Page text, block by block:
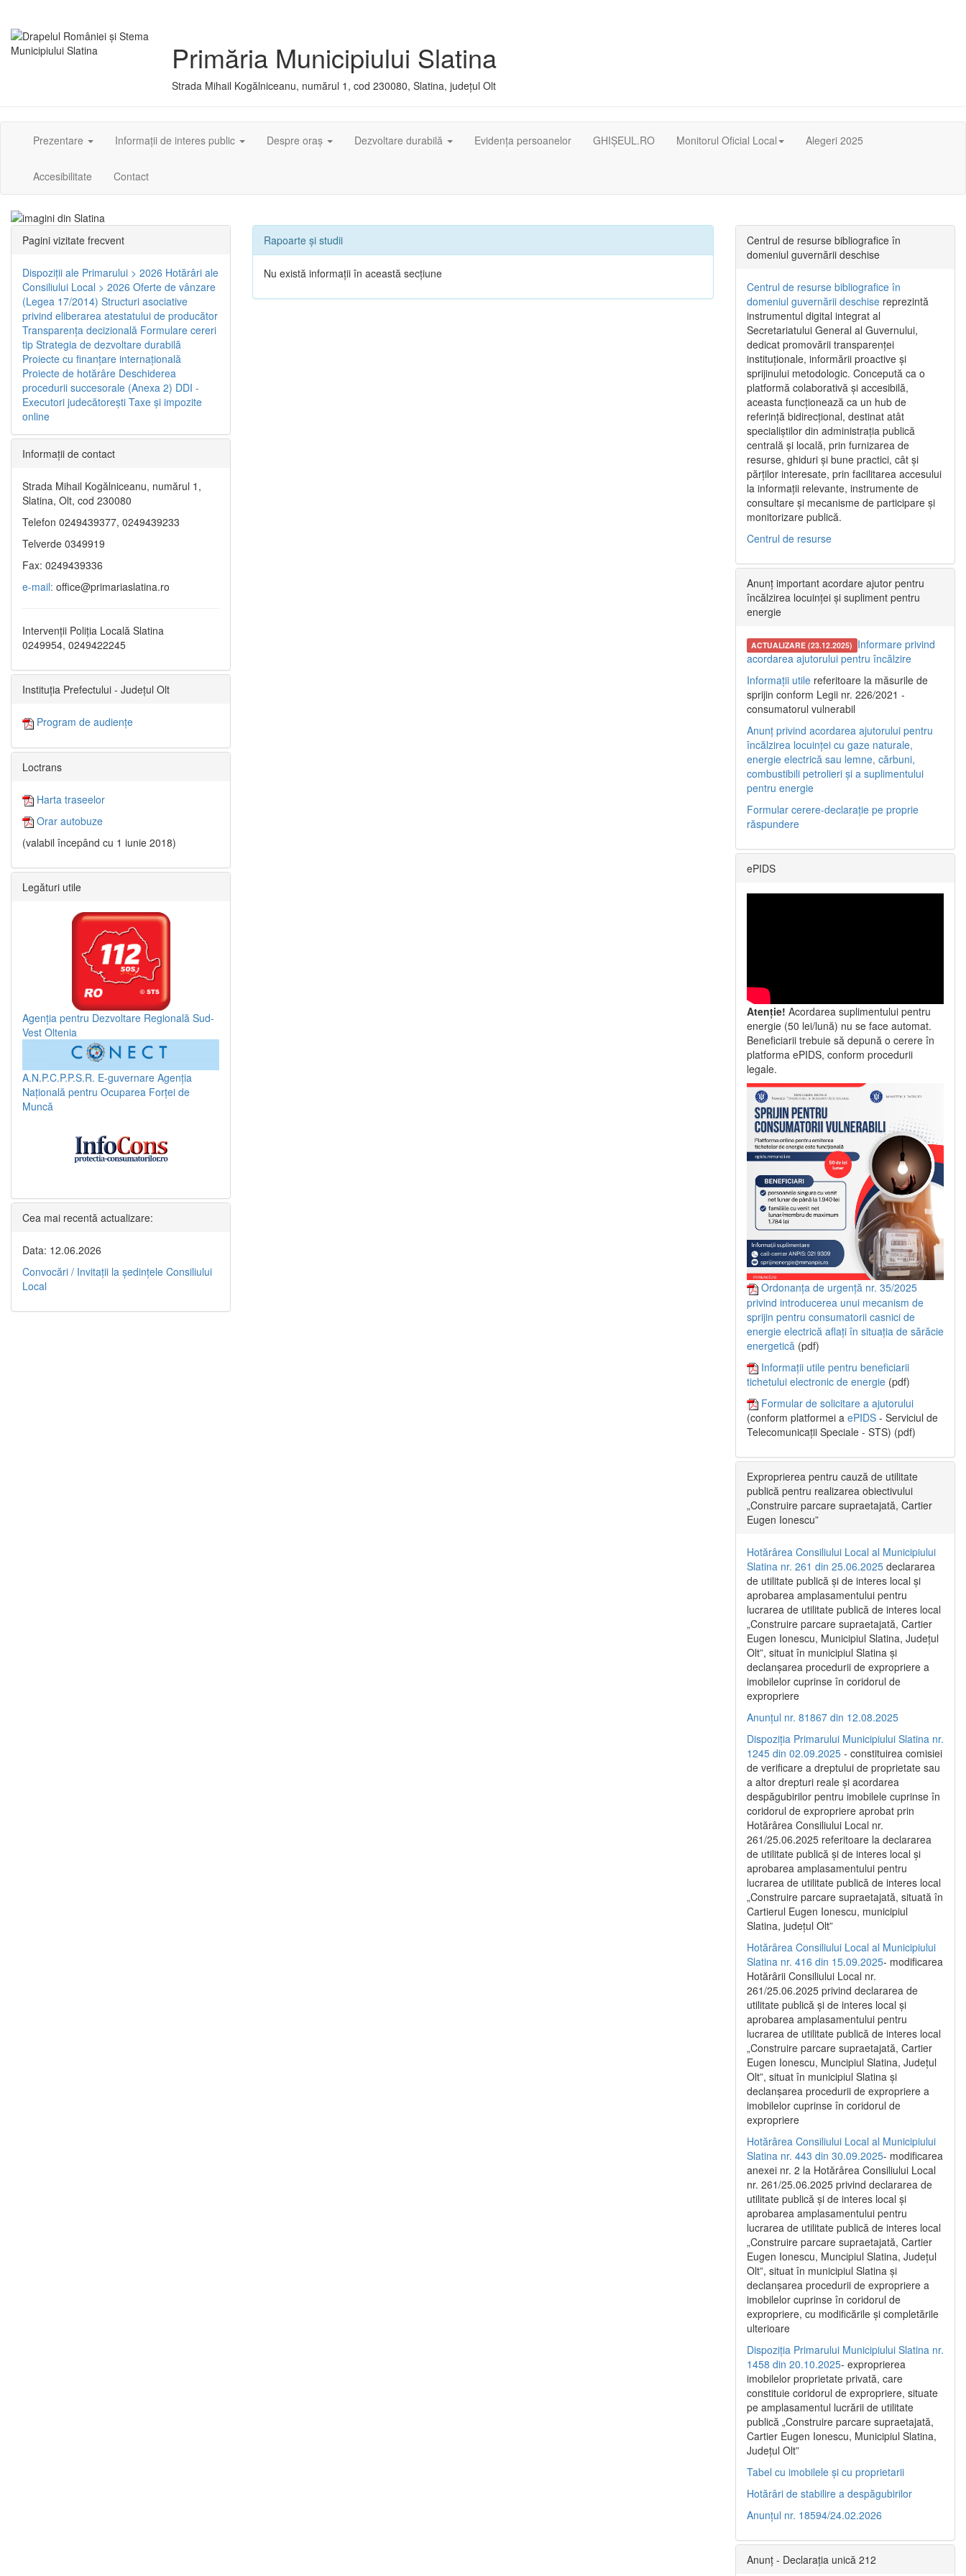
Primăria Municipiului Slatina
Strada Mihail Kogălniceanu, numărul 1, cod 230080, Slatina, județul Olt
Prezentare Informații de interes public Despre oraș Dezvoltare durabilă Evidența persoanelor GHIȘEUL.RO Monitorul Oficial Local Alegeri 2025
Accesibilitate Contact
Rapoarte și studii
Nu există informații în această secțiune
Pagini vizitate frecvent
Dispoziţii ale Primarului > 2026 Hotărâri ale
Consiliului Local > 2026 Oferte de vânzare
(Legea 17/2014) Structuri asociative
privind eliberarea atestatului de producător
Transparenţa decizională Formulare cereri
tip Strategia de dezvoltare durabilă
Proiecte cu finanţare internaţională
Proiecte de hotărâre Deschiderea
procedurii succesorale (Anexa 2) DDI -
Executori judecătorești Taxe şi impozite
online
Informaţii de contact
Strada Mihail Kogălniceanu, numărul 1,
Slatina, Olt, cod 230080
Telefon 0249439377, 0249439233
Telverde 0349919
Fax: 0249439336
e-mail: office@primariaslatina.ro
Intervenții Poliția Locală Slatina
0249954, 0249422245
Instituția Prefectului - Județul Olt
Program de audiențe
Loctrans
Harta traseelor
Orar autobuze
(valabil începând cu 1 iunie 2018)
Legături utile
Agenția pentru Dezvoltare Regională Sud-
Vest Oltenia
A.N.P.C.P.P.S.R. E-guvernare Agenția
Națională pentru Ocuparea Forței de
Muncă
Cea mai recentă actualizare:
Data: 12.06.2026
Convocări / Invitaţii la şedinţele Consiliului
Local
Centrul de resurse bibliografice în
domeniul guvernării deschise
Centrul de resurse bibliografice în
domeniul guvernării deschise reprezintă
instrumentul digital integrat al
Secretariatului General al Guvernului,
dedicat promovării transparenței
instituționale, informării proactive și
sprijinului metodologic. Concepută ca o
platformă colaborativă și accesibilă,
aceasta funcționează ca un hub de
referință bidirecțional, destinat atât
specialiștilor din administrația publică
centrală și locală, prin furnizarea de
resurse, ghiduri și bune practici, cât și
părților interesate, prin facilitarea accesului
la informații relevante, instrumente de
consultare și mecanisme de participare și
monitorizare publică.
Centrul de resurse
Anunț important acordare ajutor pentru
încălzirea locuinței și supliment pentru
energie
ACTUALIZARE (23.12.2025) Informare privind
acordarea ajutorului pentru încălzire
Informații utile referitoare la măsurile de
sprijin conform Legii nr. 226/2021 -
consumatorul vulnerabil
Anunț privind acordarea ajutorului pentru
încălzirea locuinței cu gaze naturale,
energie electrică sau lemne, cărbuni,
combustibili petrolieri și a suplimentului
pentru energie
Formular cerere-declarație pe proprie
răspundere
ePIDS
Atenție! Acordarea suplimentului pentru
energie (50 lei/lună) nu se face automat.
Beneficiarii trebuie să depună o cerere în
platforma ePIDS, conform procedurii
legale.
Ordonanța de urgență nr. 35/2025
privind introducerea unui mecanism de
sprijin pentru consumatorii casnici de
energie electrică aflați în situația de sărăcie
energetică (pdf)
Informații utile pentru beneficiarii
tichetului electronic de energie (pdf)
Formular de solicitare a ajutorului
(conform platformei a ePIDS - Serviciul de
Telecomunicații Speciale - STS) (pdf)
Exproprierea pentru cauză de utilitate
publică pentru realizarea obiectivului
„Construire parcare supraetajată, Cartier
Eugen Ionescu”
Hotărârea Consiliului Local al Municipiului
Slatina nr. 261 din 25.06.2025 declararea
de utilitate publică și de interes local și
aprobarea amplasamentului pentru
lucrarea de utilitate publică de interes local
„Construire parcare supraetajată, Cartier
Eugen Ionescu, Municipiul Slatina, Județul
Olt”, situat în municipiul Slatina și
declanșarea procedurii de expropriere a
imobilelor cuprinse în coridorul de
expropriere
Anunțul nr. 81867 din 12.08.2025
Dispoziția Primarului Municipiului Slatina nr.
1245 din 02.09.2025 - constituirea comisiei
de verificare a dreptului de proprietate sau
a altor drepturi reale și acordarea
despăgubirilor pentru imobilele cuprinse în
coridorul de expropriere aprobat prin
Hotărârea Consiliului Local nr.
261/25.06.2025 referitoare la declararea
de utilitate publică și de interes local și
aprobarea amplasamentului pentru
lucrarea de utilitate publică de interes local
„Construire parcare supraetajată, situată în
Cartierul Eugen Ionescu, municipiul
Slatina, județul Olt”
Hotărârea Consiliului Local al Municipiului
Slatina nr. 416 din 15.09.2025- modificarea
Hotărârii Consiliului Local nr.
261/25.06.2025 privind declararea de
utilitate publică și de interes local și
aprobarea amplasamentului pentru
lucrarea de utilitate publică de interes local
„Construire parcare supraetajată, Cartier
Eugen Ionescu, Muncipiul Slatina, Județul
Olt”, situat în municipiul Slatina și
declanșarea procedurii de expropriere a
imobilelor cuprinse în coridorul de
expropriere
Hotărârea Consiliului Local al Municipiului
Slatina nr. 443 din 30.09.2025- modificarea
anexei nr. 2 la Hotărârea Consiliului Local
nr. 261/25.06.2025 privind declararea de
utilitate publică şi de interes local şi
aprobarea amplasamentului pentru
lucrarea de utilitate publică de interes local
„Construire parcare supraetajată, Cartier
Eugen Ionescu, Muncipiul Slatina, Judeţul
Olt”, situat în municipiul Slatina şi
declanşarea procedurii de expropriere a
imobilelor cuprinse în coridorul de
expropriere, cu modificările şi completările
ulterioare
Dispoziția Primarului Municipiului Slatina nr.
1458 din 20.10.2025- exproprierea
imobilelor proprietate privată, care
constituie coridorul de expropriere, situate
pe amplasamentul lucrării de utilitate
publică „Construire parcare supraetajată,
Cartier Eugen Ionescu, Municipiul Slatina,
Județul Olt”
Tabel cu imobilele și cu proprietarii
Hotărâri de stabilire a despăgubirilor
Anunțul nr. 18594/24.02.2026
Anunț - Declarația unică 212